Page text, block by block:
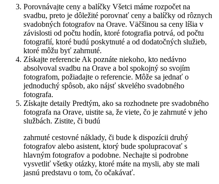
Porovnávajte ceny a balíčky Všetci máme rozpočet na
svadbu, preto je dôležité porovnať ceny a balíčky od rôznych
svadobných fotografov na Orave. Väčšinou sa ceny líšia v
závislosti od počtu hodín, ktoré fotografia potrvá, od počtu
fotografií, ktoré budú poskytnuté a od dodatočných služieb,
ktoré môžu byť zahrnuté.
Získajte referencie Ak poznáte niekoho, kto nedávno
absolvoval svadbu na Orave a bol spokojný so svojím
fotografom, požiadajte o referencie. Môže sa jednať o
jednoduchý spôsob, ako nájsť skvelého svadobného
fotografa.
Získajte detaily Predtým, ako sa rozhodnete pre svadobného
fotografa na Orave, uistite sa, že viete, čo je zahrnuté v jeho
službách. Zistite, či budú
zahrnuté cestovné náklady, či bude k dispozícii druhý
fotografov alebo asistent, ktorý bude spolupracovať s
hlavným fotografov a podobne. Nechajte si podrobne
vysvetliť všetky otázky, ktoré máte na mysli, aby ste mali
jasnú predstavu o tom, čo očakávať.